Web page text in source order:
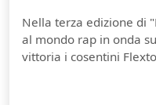
Nella terza edizione di
al mondo rap in onda
vittoria i cosentini